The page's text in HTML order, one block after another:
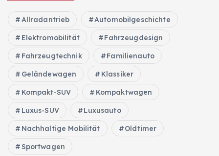
Allradantrieb Automobilgeschichte
Elektromobilität Fahrzeugdesign
Fahrzeugtechnik Familienauto
Geländewagen Klassiker
Kompakt-SUV Kompaktwagen
Luxus-SUV Luxusauto
Nachhaltige Mobilität Oldtimer
Sportwagen